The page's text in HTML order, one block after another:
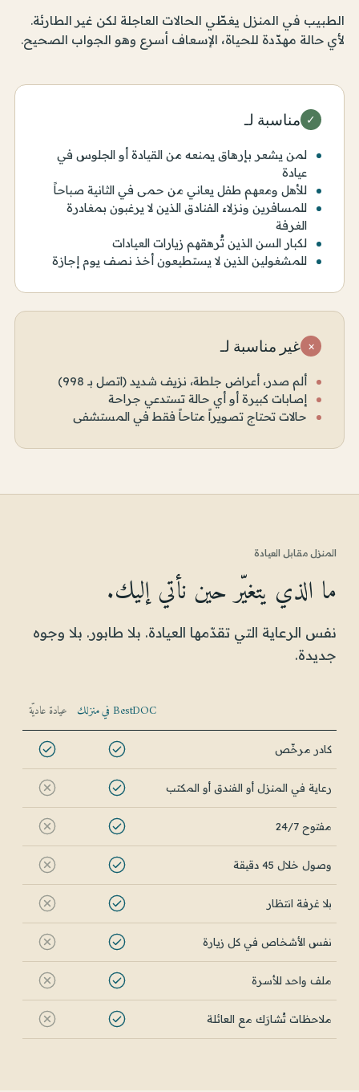
الطبيب في المنزل يغطّي الحالات العاجلة لكن غير الطارئة.
لأي حالة مهدّدة للحياة، الإسعاف أسرع وهو الجواب الصحيح.
✓ مناسبة لـ
لمن يشعر بإرهاق يمنعه من القيادة أو الجلوس في
عيادة
للأهل ومعهم طفل يعاني من حمى في الثانية صباحاً
للمسافرين ونزلاء الفنادق الذين لا يرغبون بمغادرة
الغرفة
لكبار السن الذين تُرهقهم زيارات العيادات
للمشغولين الذين لا يستطيعون أخذ نصف يوم إجازة
× غير مناسبة لـ
ألم صدر، أعراض جلطة، نزيف شديد (اتصل بـ 998)
إصابات كبيرة أو أي حالة تستدعي جراحة
حالات تحتاج تصويراً متاحاً فقط في المستشفى
المنزل مقابل العيادة
ما الذي يتغيّر حين نأتي إليك.
نفس الرعاية التي تقدّمها العيادة. بلا طابور. بلا وجوه
جديدة.
BestDOC في منزلك عيادة عاديّة
كادر مرخّص
رعاية في المنزل أو الفندق أو المكتب
مفتوح 24/7
وصول خلال 45 دقيقة
بلا غرفة انتظار
نفس الأشخاص في كل زيارة
ملف واحد للأسرة
ملاحظات تُشارَك مع العائلة